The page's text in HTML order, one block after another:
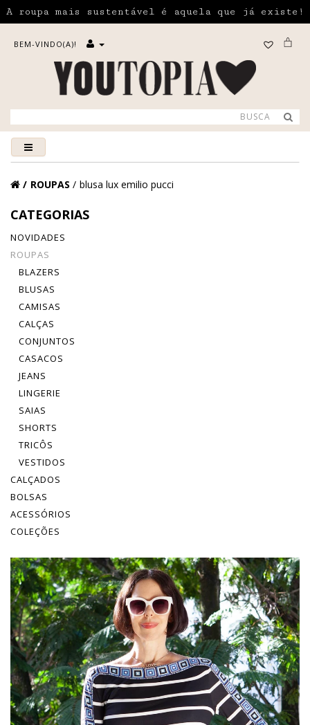
A roupa mais sustentável é aquela que já existe!
BEM-VINDO(A)!
ROUPAS blusa lux emilio pucci
CATEGORIAS
NOVIDADES
ROUPAS
BLAZERS
BLUSAS
CAMISAS
CALÇAS
CONJUNTOS
CASACOS
JEANS
LINGERIE
SAIAS
SHORTS
TRICÔS
VESTIDOS
CALÇADOS
BOLSAS
ACESSÓRIOS
COLEÇÕES